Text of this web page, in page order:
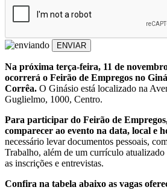
ENVIAR
Na próxima terça-feira, 11 de
ocorrerá o Feirão de Empregos no
Corrêa. O Ginásio está localizado na
Guglielmo, 1000, Centro.
Para participar do Feirão de
comparecer ao evento na data, local e
necessário levar documentos pessoais,
Trabalho, além de um currículo atualizado
as inscrições e entrevistas.
Confira na tabela abaixo as vagas